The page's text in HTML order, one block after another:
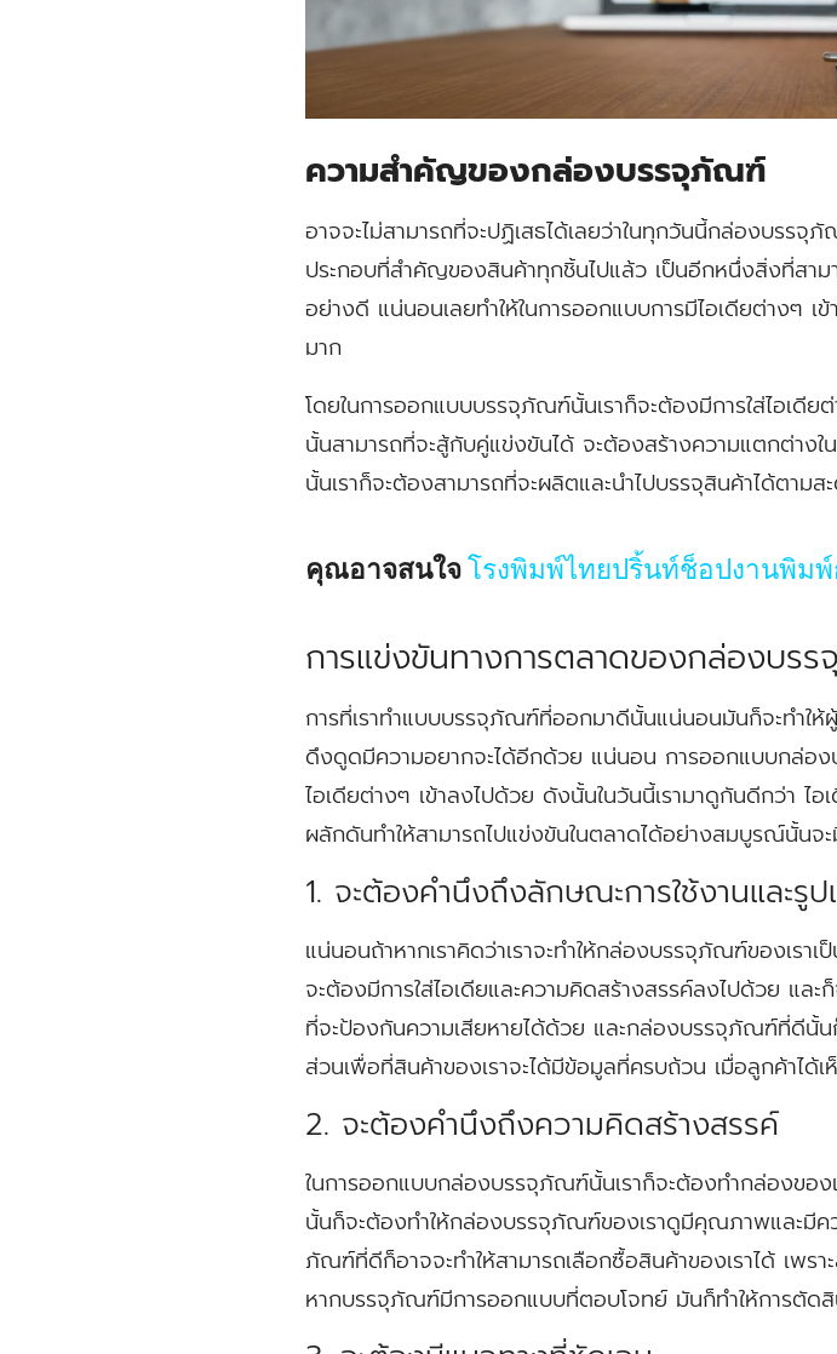
ความสำคัญของกล่องบรรจุภัณฑ์
อาจจะไม่สามารถที่จะปฏิเสธได้เลยว่าในทุกวันนี้กล่องบรร
ประกอบที่สำคัญของสินค้าทุกชิ้นไปแล้ว เป็นอีกหนึ่งสิ่งที่สาม
อย่างดี แน่นอนเลยทำให้ในการออกแบบการมีไอเดียต่างๆ เ
มาก
โดยในการออกแบบบรรจุภัณฑ์นั้นเราก็จะต้องมีการใส่ไอเดีย
นั้นสามารถที่จะสู้กับคู่แข่งขันได้ จะต้องสร้างความแตกต่าง
นั้นเราก็จะต้องสามารถที่จะผลิตและนำไปบรรจุสินค้าได้ตาม
คุณอาจสนใจโรงพิมพ์ไทยปริ้นท์ช็อปงานพิม
การแข่งขันทางการตลาดของกล่องบร
การที่เราทำแบบบรรจุภัณฑ์ที่ออกมาดีนั้นแน่นอนมันก็จะทำใ
ดึงดูดมีความอยากจะได้อีกด้วย แน่นอน การออกแบบกล่อง
ไอเดียต่างๆ เข้าลงไปด้วย ดังนั้นในวันนี้เรามาดูกันดีกว่า
ผลักดันทำให้สามารถไปแข่งขันในตลาดได้อย่างสมบูรณ์นั้นจะ
1. จะต้องคำนึงถึงลักษณะการใช้งานและรู
แน่นอนถ้าหากเราคิดว่าเราจะทำให้กล่องบรรจุภัณฑ์ของเร
จะต้องมีการใส่ไอเดียและความคิดสร้างสรรค์ลงไปด้วย แล
ที่จะป้องกันความเสียหายได้ด้วย และกล่องบรรจุภัณฑ์ที่ดีนั้น
ส่วนเพื่อที่สินค้าของเราจะได้มีข้อมูลที่ครบถ้วน เมื่อลูกค้าได้
2. จะต้องคำนึงถึงความคิดสร้างสรรค์
ในการออกแบบกล่องบรรจุภัณฑ์นั้นเราก็จะต้องทำกล่องขอ
นั้นก็จะต้องทำให้กล่องบรรจุภัณฑ์ของเราดูมีคุณภาพและมีค
ภัณฑ์ที่ดีก็อาจจะทำให้สามารถเลือกซื้อสินค้าของเราได้ เพร
หากบรรจุภัณฑ์มีการออกแบบที่ตอบโจทย์ มันก็ทำให้การตัดสิ